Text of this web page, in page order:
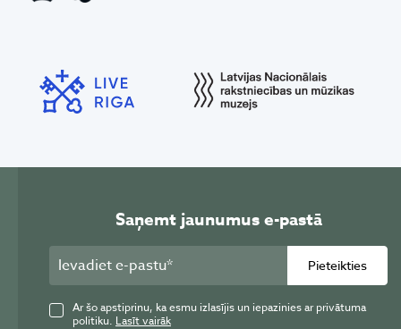
Saņemt jaunumus e-pastā
Pieteikties
Ar šo apstiprinu, ka esmu izlasījis un iepazinies ar privātuma
politiku. Lasīt vairāk